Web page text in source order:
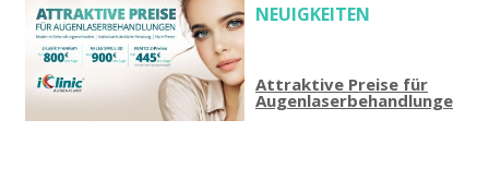
NEUIGKEITEN
Attraktive Preise für
Augenlaserbehandlungen